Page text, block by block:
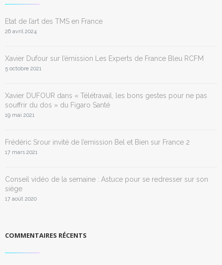
Etat de l’art des TMS en France
26 avril 2024
Xavier Dufour sur l’émission Les Experts de France Bleu RCFM
5 octobre 2021
Xavier DUFOUR dans « Télétravail, les bons gestes pour ne pas
souffrir du dos » du Figaro Santé
19 mai 2021
Frédéric Srour invité de l’emission Bel et Bien sur France 2
17 mars 2021
Conseil vidéo de la semaine : Astuce pour se redresser sur son
siège
17 août 2020
COMMENTAIRES RÉCENTS